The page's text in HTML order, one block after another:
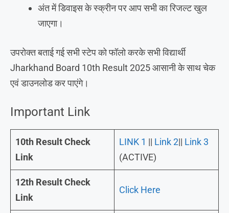
अंत में डिवाइस के स्क्रीन पर आप सभी का रिजल्ट खुल
जाएगा।
उपरोक्त बताई गई सभी स्टेप को फॉलो करके सभी विद्यार्थी
Jharkhand Board 10th Result 2025 आसानी के साथ चेक
एवं डाउनलोड कर पाएंगे।
Important Link
10th Result Check
Link
LINK 1 || Link 2|| Link 3
(ACTIVE)
12th Result Check
Link
Click Here